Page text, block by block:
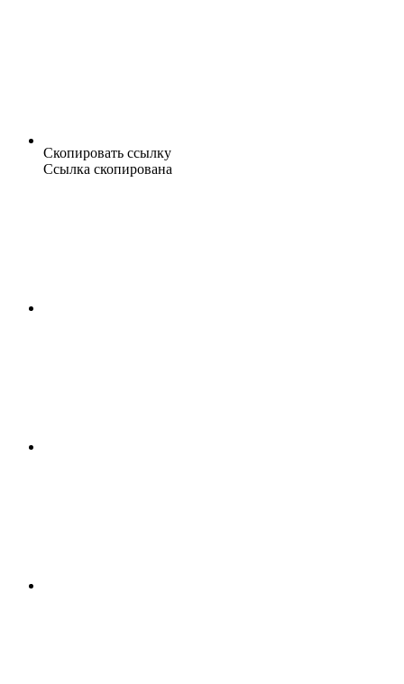
Скопировать ссылку
Ссылка скопирована